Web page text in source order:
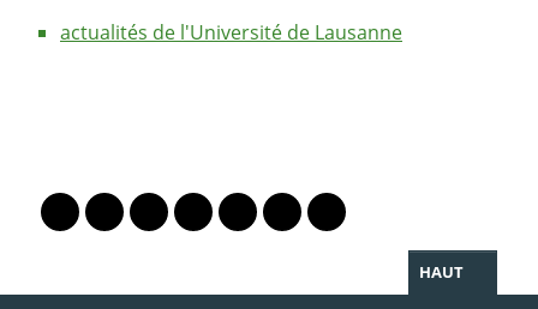
actualités de l'Université de Lausanne
Lien vers le profil Mastodon
Lien vers le profil Bluesky
Lien vers le profil Instagram
Lien vers le profil Linkedin
Lien vers le profil Facebook
Lien vers le profil Twitter
Partager par WhatsApp
HAUT